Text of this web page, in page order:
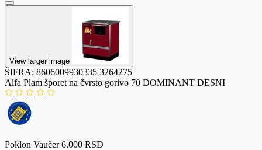
View larger image
ŠIFRA: 8606009930335 3264275
Alfa Plam šporet na čvrsto gorivo 70 DOMINANT DESNI
Poklon Vaučer 6.000 RSD